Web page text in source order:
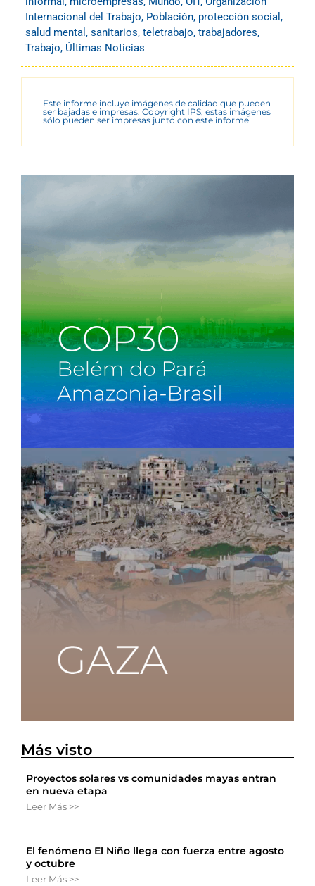
Internacional del Trabajo, Población, protección social ,
salud mental , sanitarios, teletrabajo, trabajadores,
Trabajo, Últimas Noticias
Este informe incluye imágenes de calidad que pueden
ser bajadas e impresas. Copyright IPS, estas imágenes
sólo pueden ser impresas junto con este informe
Más visto
Proyectos solares vs comunidades mayas entran
en nueva etapa
Leer Más >>
El fenómeno El Niño llega con fuerza entre agosto
y octubre
Leer Más >>